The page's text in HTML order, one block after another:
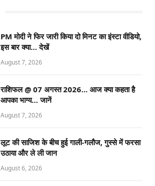
PM मोदी ने फिर जारी किया दो मिनट का इंस्टा वीडियो,
इस बार क्या… देखें
August 7, 2026
राशिफल @ 07 अगस्त 2026… आज क्या कहता है
आपका भाग्य… जानें
August 7, 2026
लूट की साजिश के बीच हुई गाली-गलौज, गुस्से में फरसा
उठाया और ले ली जान
August 6, 2026